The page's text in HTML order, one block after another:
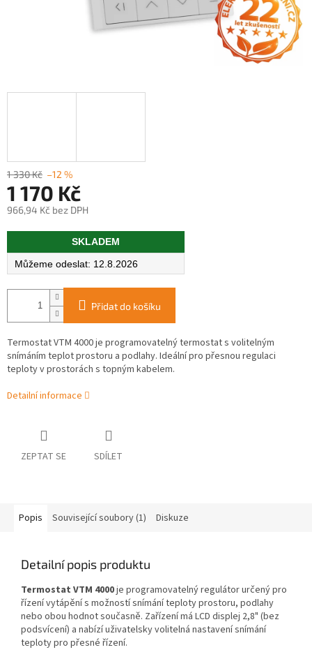
1 330 Kč –12 %
1 170 Kč
966,94 Kč bez DPH
Měrná
SKLADEM
12.8.2026
Přidat do košíku
Termostat VTM 4000 je programovatelný termostat s volitelným
snímáním teplot prostoru a podlahy. Ideální pro přesnou regulaci
teploty v prostorách s topným kabelem.
Detailní informace
ZEPTAT SE SDÍLET
Popis Související soubory (1) Diskuze
Detailní popis produktu
Termostat VTM 4000je programovatelný regulátor určený pro
řízení vytápění s možností snímání teploty prostoru, podlahy
nebo obou hodnot současně. Zařízení má LCD displej 2,8" (bez
podsvícení) a nabízí uživatelsky volitelná nastavení snímání
teploty pro přesné řízení.